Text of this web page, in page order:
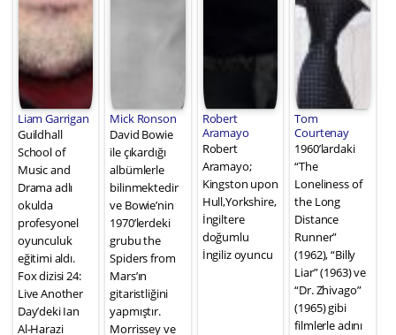
Liam Garrigan
Guildhall
School of
Music and
Drama adlı
okulda
profesyonel
oyunculuk
eğitimi aldı.
Fox dizisi 24:
Live Another
Day’deki Ian
Al-Harazi
Mick Ronson
David Bowie
ile çıkardığı
albümlerle
bilinmektedir
ve Bowie’nin
1970’lerdeki
grubu the
Spiders from
Mars’ın
gitaristliğini
yapmıştır.
Morrissey ve
Robert
Aramayo
Robert
Aramayo;
Kingston upon
Hull,Yorkshire,
İngiltere
doğumlu
İngiliz oyuncu
Tom
Courtenay
1960’lardaki
“The
Loneliness of
the Long
Distance
Runner”
(1962), “Billy
Liar” (1963) ve
“Dr. Zhivago”
(1965) gibi
filmlerle adını